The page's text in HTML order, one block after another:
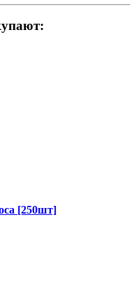
[250шт]